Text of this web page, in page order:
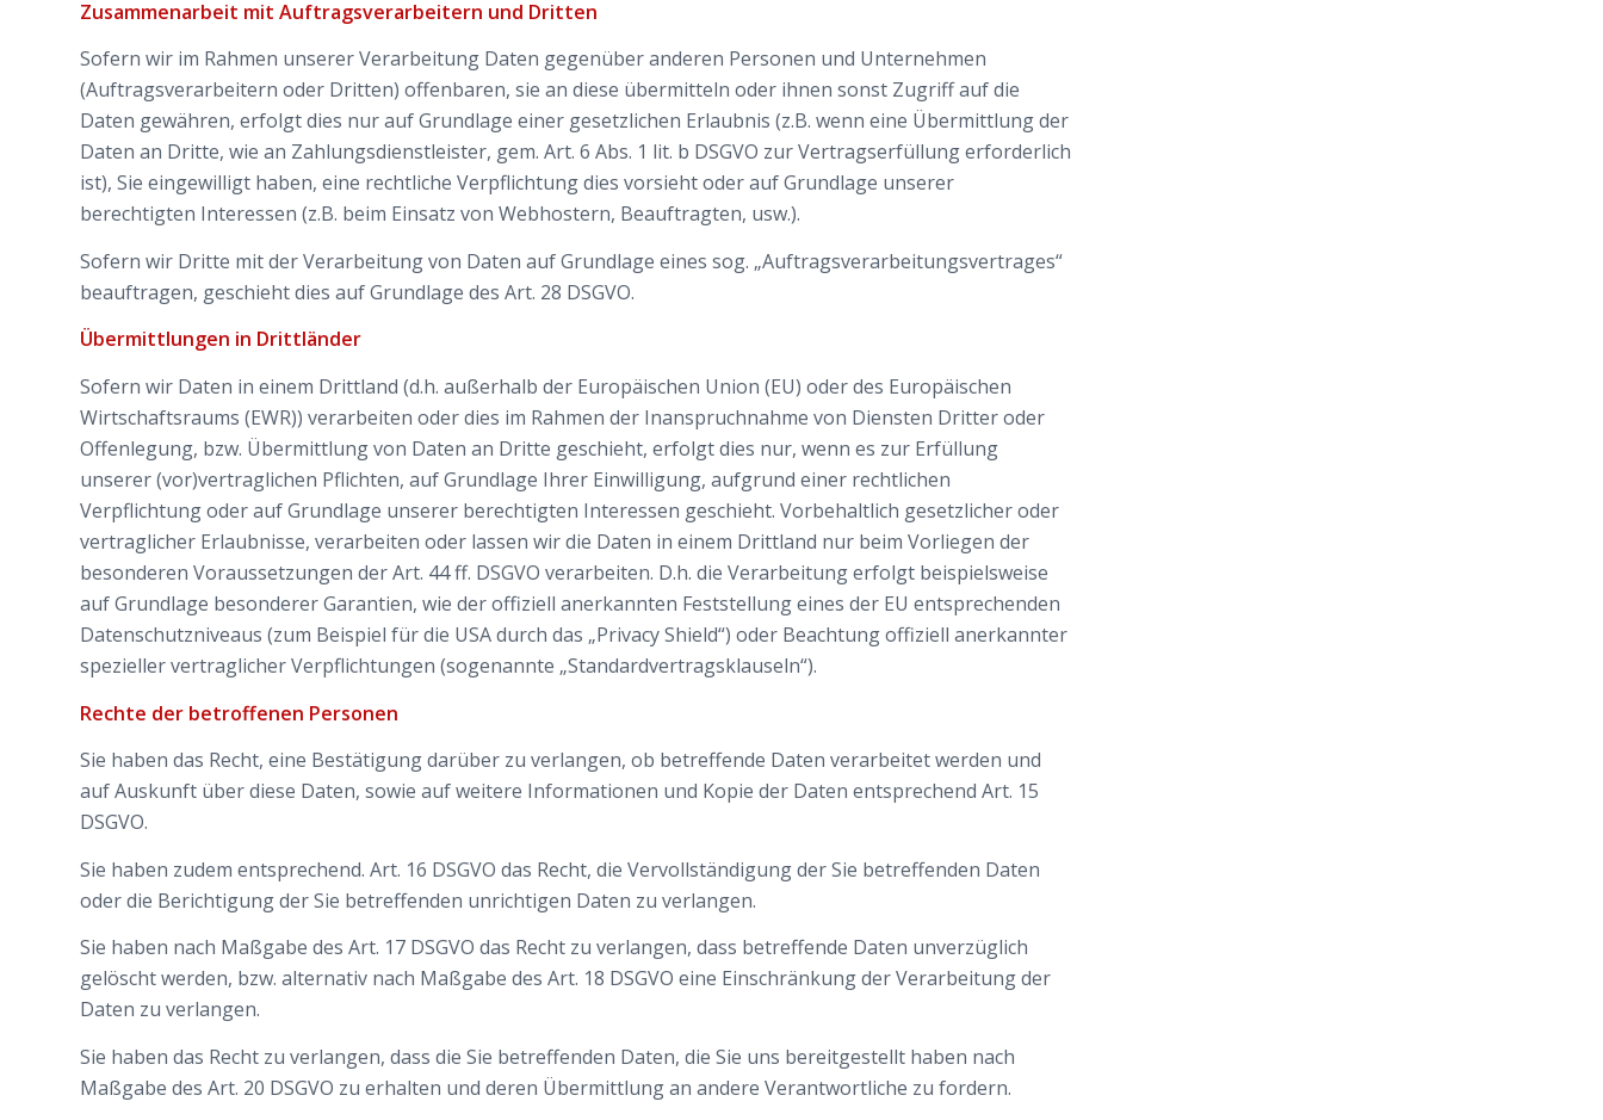
Zusammenarbeit mit Auftragsverarbeitern und Dritten
Sofern wir im Rahmen unserer Verarbeitung Daten gegenüber anderen Personen und Unternehmen
(Auftragsverarbeitern oder Dritten) offenbaren, sie an diese übermitteln oder ihnen sonst Zugriff auf die
Daten gewähren, erfolgt dies nur auf Grundlage einer gesetzlichen Erlaubnis (z.B. wenn eine Übermittlung der
Daten an Dritte, wie an Zahlungsdienstleister, gem. Art. 6 Abs. 1 lit. b DSGVO zur Vertragserfüllung erforderlich
ist), Sie eingewilligt haben, eine rechtliche Verpflichtung dies vorsieht oder auf Grundlage unserer
berechtigten Interessen (z.B. beim Einsatz von Webhostern, Beauftragten, usw.).
Sofern wir Dritte mit der Verarbeitung von Daten auf Grundlage eines sog. „Auftragsverarbeitungsvertrages“
beauftragen, geschieht dies auf Grundlage des Art. 28 DSGVO.
Übermittlungen in Drittländer
Sofern wir Daten in einem Drittland (d.h. außerhalb der Europäischen Union (EU) oder des Europäischen
Wirtschaftsraums (EWR)) verarbeiten oder dies im Rahmen der Inanspruchnahme von Diensten Dritter oder
Offenlegung, bzw. Übermittlung von Daten an Dritte geschieht, erfolgt dies nur, wenn es zur Erfüllung
unserer (vor)vertraglichen Pflichten, auf Grundlage Ihrer Einwilligung, aufgrund einer rechtlichen
Verpflichtung oder auf Grundlage unserer berechtigten Interessen geschieht. Vorbehaltlich gesetzlicher oder
vertraglicher Erlaubnisse, verarbeiten oder lassen wir die Daten in einem Drittland nur beim Vorliegen der
besonderen Voraussetzungen der Art. 44 ff. DSGVO verarbeiten. D.h. die Verarbeitung erfolgt beispielsweise
auf Grundlage besonderer Garantien, wie der offiziell anerkannten Feststellung eines der EU entsprechenden
Datenschutzniveaus (zum Beispiel für die USA durch das „Privacy Shield“) oder Beachtung offiziell anerkannter
spezieller vertraglicher Verpflichtungen (sogenannte „Standardvertragsklauseln“).
Rechte der betroffenen Personen
Sie haben das Recht, eine Bestätigung darüber zu verlangen, ob betreffende Daten verarbeitet werden und
auf Auskunft über diese Daten, sowie auf weitere Informationen und Kopie der Daten entsprechend Art. 15
DSGVO.
Sie haben zudem entsprechend. Art. 16 DSGVO das Recht, die Vervollständigung der Sie betreffenden Daten
oder die Berichtigung der Sie betreffenden unrichtigen Daten zu verlangen.
Sie haben nach Maßgabe des Art. 17 DSGVO das Recht zu verlangen, dass betreffende Daten unverzüglich
gelöscht werden, bzw. alternativ nach Maßgabe des Art. 18 DSGVO eine Einschränkung der Verarbeitung der
Daten zu verlangen.
Sie haben das Recht zu verlangen, dass die Sie betreffenden Daten, die Sie uns bereitgestellt haben nach
Maßgabe des Art. 20 DSGVO zu erhalten und deren Übermittlung an andere Verantwortliche zu fordern.